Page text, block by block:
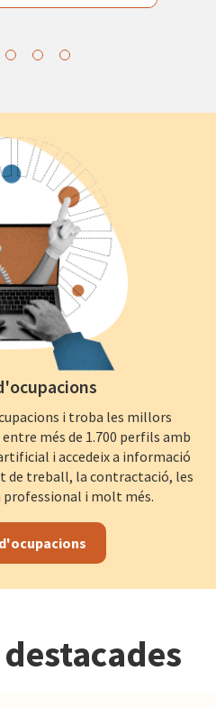
i troba les millors
més de 1.700 perfils amb
i accedeix a informació
de treball, la contractació, les
i molt més.